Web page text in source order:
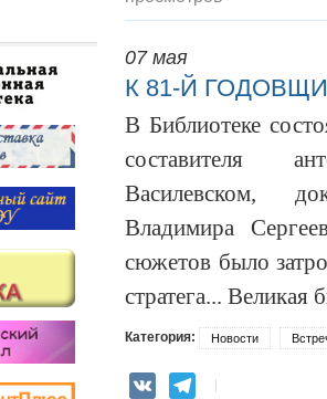
07 мая
К 81-Й
В Библиотеке
составителя
Василевском,
Владимира
сюжетов было
стратега...Великая
Категория: Новости
VK Telegram